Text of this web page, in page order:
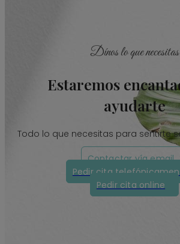
Dínos lo que necesitas
Estaremos
ayudarte
Todo lo que necesitas para sentirte
Contactar vía email
Pedir cita
Pedir cita online